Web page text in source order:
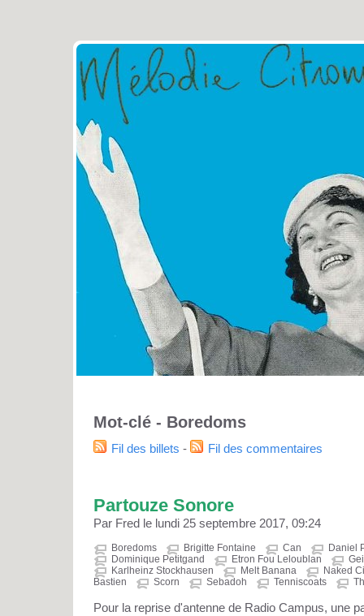
Mot-clé - Boredoms
Fil des billets - Fil des commentaires
Partouze Sonore
Par Fred le lundi 25 septembre 2017, 09:24
Boredoms Brigitte Fontaine Can
Daniel
Dominique Petitgand
Etron Fou Leloublan
Karlheinz Stockhausen
Melt Banana
Naked
Bastien
Scorn Sebadoh Tenniscoats
Pour la reprise d'antenne de Radio Campus, une